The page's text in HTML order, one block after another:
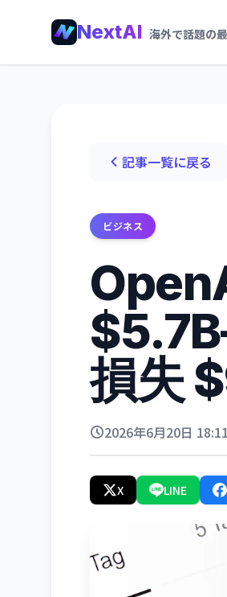
NextAI 海外で話題の
記事一覧に戻る
ビジネス
損失
2026年6月20日 18:11
X LINE